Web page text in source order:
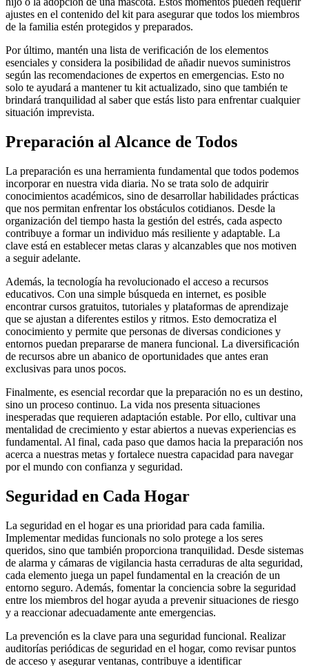
ajustes en el contenido del kit para asegurar que todos los miembros
de la familia estén protegidos y preparados.
Por último, mantén una lista de verificación de los elementos
esenciales y considera la posibilidad de añadir nuevos suministros
según las recomendaciones de expertos en emergencias. Esto no
solo te ayudará a mantener tu kit actualizado, sino que también te
brindará tranquilidad al saber que estás listo para enfrentar cualquier
situación imprevista.
Preparación al Alcance de Todos
La preparación es una herramienta fundamental que todos podemos
incorporar en nuestra vida diaria. No se trata solo de adquirir
conocimientos académicos, sino de desarrollar habilidades prácticas
que nos permitan enfrentar los obstáculos cotidianos. Desde la
organización del tiempo hasta la gestión del estrés, cada aspecto
contribuye a formar un individuo más resiliente y adaptable. La
clave está en establecer metas claras y alcanzables que nos motiven
a seguir adelante.
Además, la tecnología ha revolucionado el acceso a recursos
educativos. Con una simple búsqueda en internet, es posible
encontrar cursos gratuitos, tutoriales y plataformas de aprendizaje
que se ajustan a diferentes estilos y ritmos. Esto democratiza el
conocimiento y permite que personas de diversas condiciones y
entornos puedan prepararse de manera funcional. La diversificación
de recursos abre un abanico de oportunidades que antes eran
exclusivas para unos pocos.
Finalmente, es esencial recordar que la preparación no es un destino,
sino un proceso continuo. La vida nos presenta situaciones
inesperadas que requieren adaptación estable. Por ello, cultivar una
mentalidad de crecimiento y estar abiertos a nuevas experiencias es
fundamental. Al final, cada paso que damos hacia la preparación nos
acerca a nuestras metas y fortalece nuestra capacidad para navegar
por el mundo con confianza y seguridad.
Seguridad en Cada Hogar
La seguridad en el hogar es una prioridad para cada familia.
Implementar medidas funcionals no solo protege a los seres
queridos, sino que también proporciona tranquilidad. Desde sistemas
de alarma y cámaras de vigilancia hasta cerraduras de alta seguridad,
cada elemento juega un papel fundamental en la creación de un
entorno seguro. Además, fomentar la conciencia sobre la seguridad
entre los miembros del hogar ayuda a prevenir situaciones de riesgo
y a reaccionar adecuadamente ante emergencias.
La prevención es la clave para una seguridad funcional. Realizar
auditorías periódicas de seguridad en el hogar, como revisar puntos
de acceso y asegurar ventanas, contribuye a identificar